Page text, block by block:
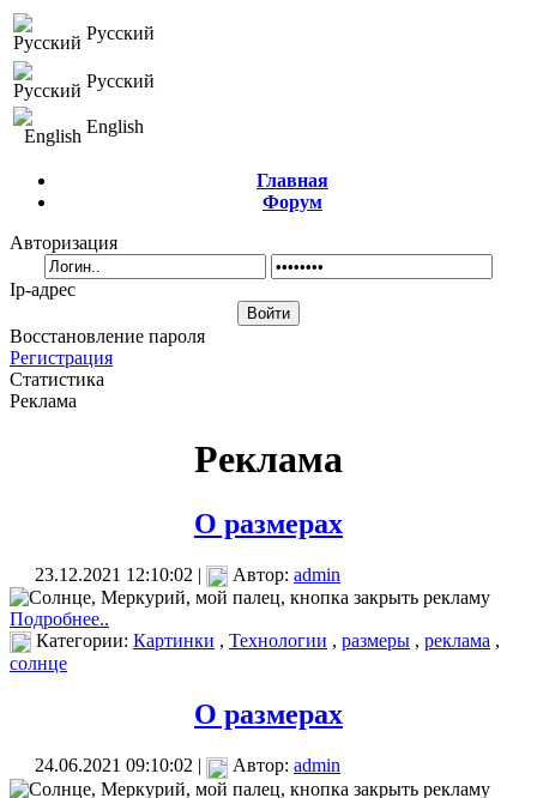
Русский
Русский
English
Главная
Форум
Авторизация
Ip-адрес
Восстановление пароля
Регистрация
Статистика
Реклама
Реклама
О размерах
23.12.2021 12:10:02 | Автор: admin
Подробнее..
Категории: Картинки , Технологии , размеры , реклама ,
солнце
О размерах
24.06.2021 09:10:02 | Автор: admin